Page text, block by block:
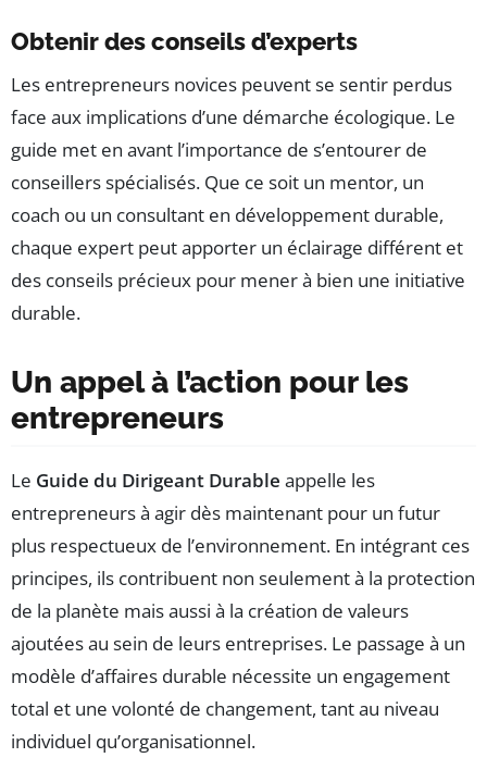
Obtenir des conseils d’experts
Les entrepreneurs novices peuvent se sentir perdus
face aux implications d’une démarche écologique. Le
guide met en avant l’importance de s’entourer de
conseillers spécialisés. Que ce soit un mentor, un
coach ou un consultant en développement durable,
chaque expert peut apporter un éclairage différent et
des conseils précieux pour mener à bien une initiative
durable.
Un appel à l’action pour les
entrepreneurs
Le Guide du Dirigeant Durable appelle les
entrepreneurs à agir dès maintenant pour un futur
plus respectueux de l’environnement. En intégrant ces
principes, ils contribuent non seulement à la protection
de la planète mais aussi à la création de valeurs
ajoutées au sein de leurs entreprises. Le passage à un
modèle d’affaires durable nécessite un engagement
total et une volonté de changement, tant au niveau
individuel qu’organisationnel.